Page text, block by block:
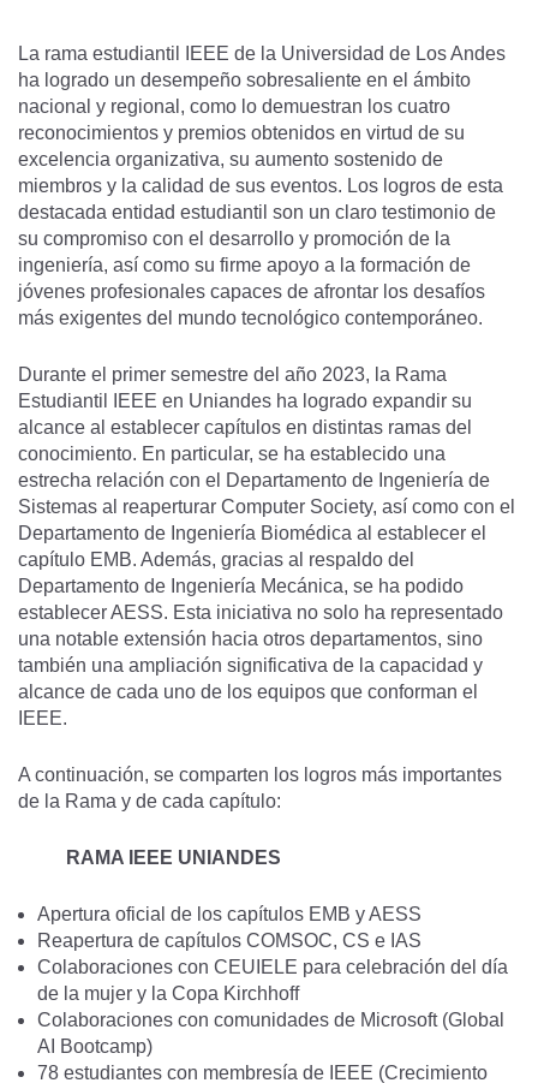
La rama estudiantil IEEE de la Universidad de Los Andes
ha logrado un desempeño sobresaliente en el ámbito
nacional y regional, como lo demuestran los cuatro
reconocimientos y premios obtenidos en virtud de su
excelencia organizativa, su aumento sostenido de
miembros y la calidad de sus eventos. Los logros de esta
destacada entidad estudiantil son un claro testimonio de
su compromiso con el desarrollo y promoción de la
ingeniería, así como su firme apoyo a la formación de
jóvenes profesionales capaces de afrontar los desafíos
más exigentes del mundo tecnológico contemporáneo.
Durante el primer semestre del año 2023, la Rama
Estudiantil IEEE en Uniandes ha logrado expandir su
alcance al establecer capítulos en distintas ramas del
conocimiento. En particular, se ha establecido una
estrecha relación con el Departamento de Ingeniería de
Sistemas al reaperturar Computer Society, así como con el
Departamento de Ingeniería Biomédica al establecer el
capítulo EMB. Además, gracias al respaldo del
Departamento de Ingeniería Mecánica, se ha podido
establecer AESS. Esta iniciativa no solo ha representado
una notable extensión hacia otros departamentos, sino
también una ampliación significativa de la capacidad y
alcance de cada uno de los equipos que conforman el
IEEE.
A continuación, se comparten los logros más importantes
de la Rama y de cada capítulo:
RAMA IEEE UNIANDES
Apertura oficial de los capítulos EMB y AESS
Reapertura de capítulos COMSOC, CS e IAS
Colaboraciones con CEUIELE para celebración del día
de la mujer y la Copa Kirchhoff
Colaboraciones con comunidades de Microsoft (Global
AI Bootcamp)
78 estudiantes con membresía de IEEE (Crecimiento